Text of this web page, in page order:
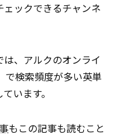
ックできるチャンネ
は、アルクのオンライ
で検索頻度が多い英単
います。
もこの記事も読むこと